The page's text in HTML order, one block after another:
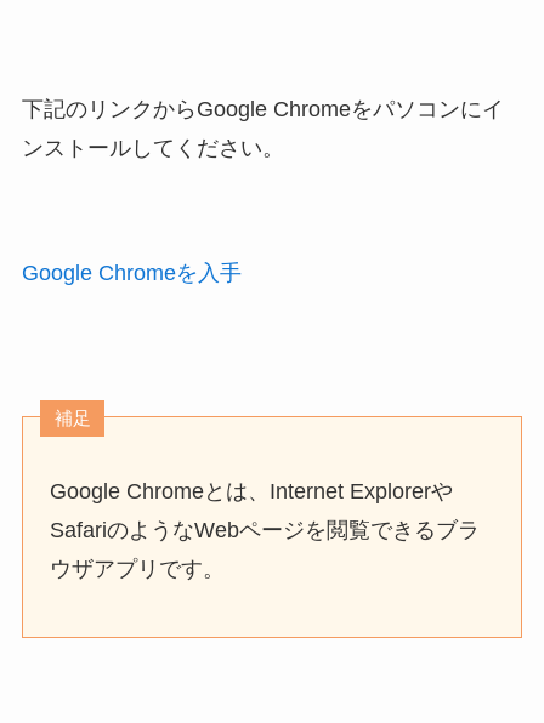
下記のリンクからGoogle Chromeをパソコンにイ
ンストールしてください。
Google Chromeを入手
補足
Google Chromeとは、Internet Explorerや
SafariのようなWebページを閲覧できるブラ
ウザアプリです。